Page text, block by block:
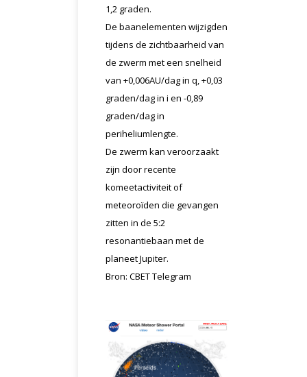
1,2 graden.
De baanelementen wijzigden
tijdens de zichtbaarheid van
de zwerm met een snelheid
van +0,006AU/dag in q, +0,03
graden/dag in i en -0,89
graden/dag in
periheliumlengte.
De zwerm kan veroorzaakt
zijn door recente
komeetactiviteit of
meteoroïden die gevangen
zitten in de 5:2
resonantiebaan met de
planeet Jupiter.
Bron: CBET Telegram